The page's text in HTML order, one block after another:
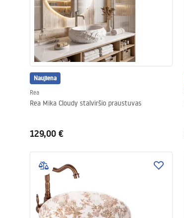
Vonios maišytuvai
Vonios dušai
Vonios aksesuarai ir baldai
Naujiena
Rea
Rea Mika Cloudy stalviršio praustuvas
129,00 €